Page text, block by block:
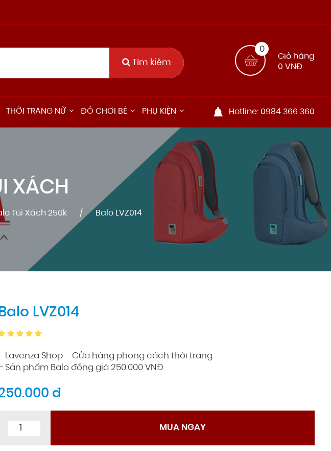
0
Giỏ hàng
0 VNĐ
Tìm kiếm
THỜI TRANG NỮ ĐỒ CHƠI BÉ PHỤ KIỆN Hotline: 0984 366 360
XÁCH
Túi Xách 250k Balo LVZ014
LVZ014
Lavenza Shop – Cửa hàng phong cách thời trang
Sản phẩm Balo đồng giá 250.000 VNĐ
đ
MUA NGAY